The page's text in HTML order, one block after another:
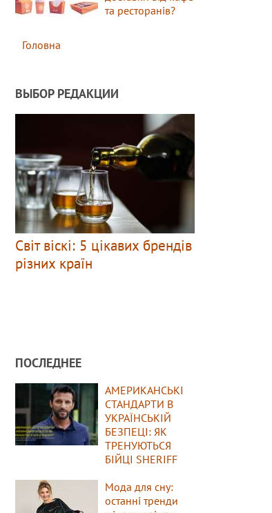
та ресторанів?
Головна
ВЫБОР РЕДАКЦИИ
Світ віскі: 5 цікавих брендів
різних країн
ПОСЛЕДНЕЕ
АМЕРИКАНСЬКІ
СТАНДАРТИ В
УКРАЇНСЬКІЙ
БЕЗПЕЦІ: ЯК
ТРЕНУЮТЬСЯ
БІЙЦІ SHERIFF
Мода для сну:
останні тренди